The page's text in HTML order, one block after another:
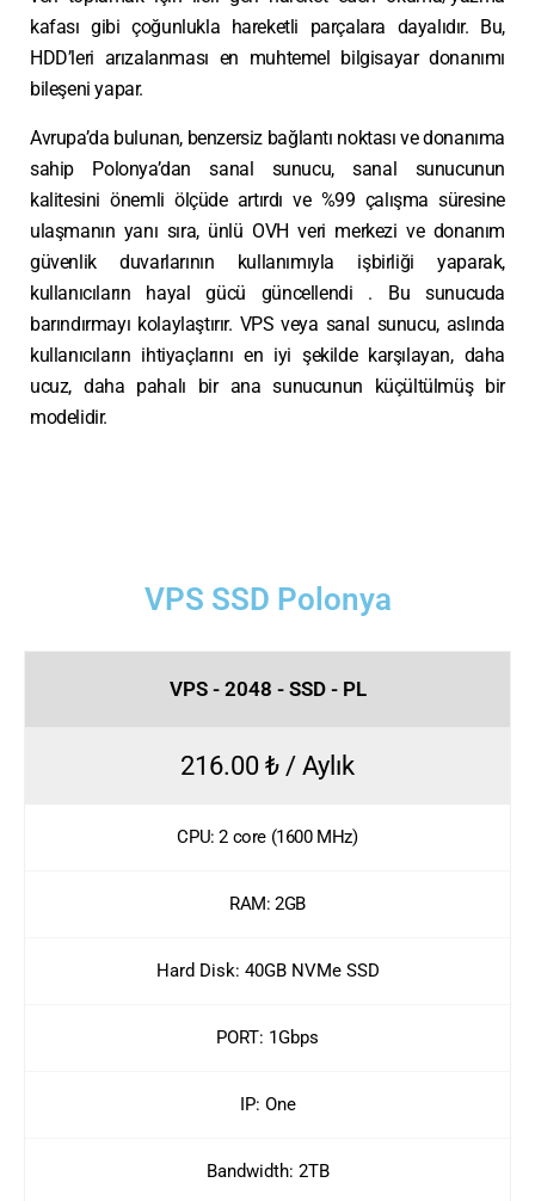
kafası gibi çoğunlukla hareketli parçalara dayalıdır. Bu,
HDD’leri arızalanması en muhtemel bilgisayar donanımı
bileşeni yapar.
Avrupa’da bulunan, benzersiz bağlantı noktası ve donanıma
sahip Polonya’dan sanal sunucu, sanal sunucunun
kalitesini önemli ölçüde artırdı ve %99 çalışma süresine
ulaşmanın yanı sıra, ünlü OVH veri merkezi ve donanım
güvenlik duvarlarının kullanımıyla işbirliği yaparak,
kullanıcıların hayal gücü güncellendi . Bu sunucuda
barındırmayı kolaylaştırır. VPS veya sanal sunucu, aslında
kullanıcıların ihtiyaçlarını en iyi şekilde karşılayan, daha
ucuz, daha pahalı bir ana sunucunun küçültülmüş bir
modelidir.
VPS SSD Polonya
VPS - 2048 - SSD - PL
216.00 ₺ / Aylık
CPU: 2 core (1600 MHz)
RAM: 2GB
Hard Disk: 40GB NVMe SSD
PORT: 1Gbps
IP: One
Bandwidth: 2TB